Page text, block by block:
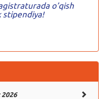
o’qish
stipendiya!